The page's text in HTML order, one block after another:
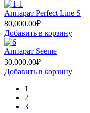
Аппарат Perfect Line S
80,000.00₽
Добавить в корзину
Аппарат Seeme
30,000.00₽
Добавить в корзину
1
2
3